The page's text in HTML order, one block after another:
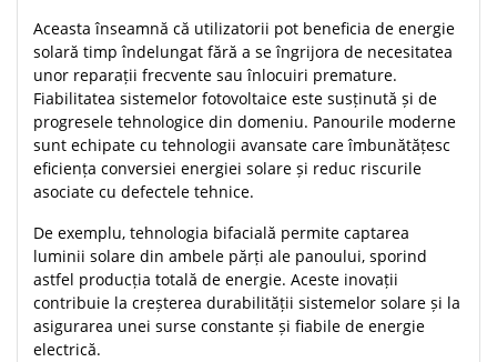
Aceasta înseamnă că utilizatorii pot beneficia de energie
solară timp îndelungat fără a se îngrijora de necesitatea
unor reparații frecvente sau înlocuiri premature.
Fiabilitatea sistemelor fotovoltaice este susținută și de
progresele tehnologice din domeniu. Panourile moderne
sunt echipate cu tehnologii avansate care îmbunătățesc
eficiența conversiei energiei solare și reduc riscurile
asociate cu defectele tehnice.
De exemplu, tehnologia bifacială permite captarea
luminii solare din ambele părți ale panoului, sporind
astfel producția totală de energie. Aceste inovații
contribuie la creșterea durabilității sistemelor solare și la
asigurarea unei surse constante și fiabile de energie
electrică.